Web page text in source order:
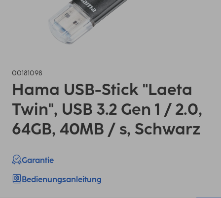
00181098
Hama USB-Stick "Laeta
Twin", USB 3.2 Gen 1 / 2.0,
64GB, 40MB / s, Schwarz
Garantie
Bedienungsanleitung